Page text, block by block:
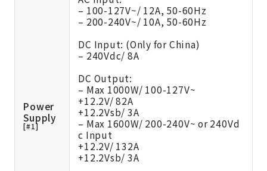
Power
Supply
[#1]
– 100-127V~/ 12A, 50-60Hz
– 200-240V~/ 10A, 50-60Hz
DC Input: (Only for China)
– 240Vdc/ 8A
DC Output:
– Max 1000W/ 100-127V~
+12.2V/ 82A
+12.2Vsb/ 3A
– Max 1600W/ 200-240V~ or 240Vd
c Input
+12.2V/ 132A
+12.2Vsb/ 3A